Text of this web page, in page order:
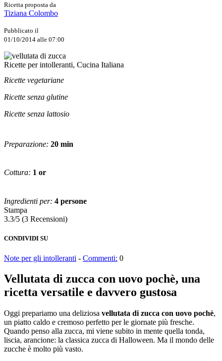
Ricetta proposta da
Tiziana Colombo
Pubblicato il
01/10/2014 alle 07:00
Ricette per intolleranti, Cucina Italiana
Ricette vegetariane
Ricette senza glutine
Ricette senza lattosio
Preparazione: 20 min
Cottura: 1 or
Ingredienti per: 4 persone
Stampa
3.3/5 (3 Recensioni)
CONDIVIDI SU
Note per gli intolleranti - Commenti: 0
Vellutata di zucca con uovo pochè, una
ricetta versatile e davvero gustosa
Oggi prepariamo una deliziosa vellutata di zucca con uovo pochè,
un piatto caldo e cremoso perfetto per le giornate più fresche.
Quando penso alla zucca, mi viene subito in mente quella tonda,
liscia, arancione: la classica zucca di Halloween. Ma il mondo delle
zucche è molto più vasto.